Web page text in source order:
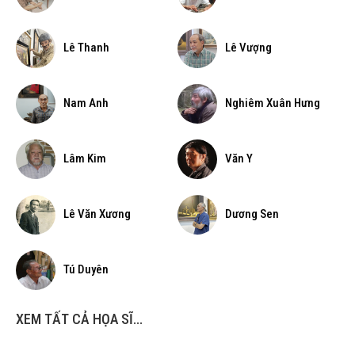
Lê Thanh Lê Vượng
Nam Anh Nghiêm Xuân Hưng
Lâm Kim Văn Y
Lê Văn Xương Dương Sen
Tú Duyên
XEM TẤT CẢ HỌA SĨ...